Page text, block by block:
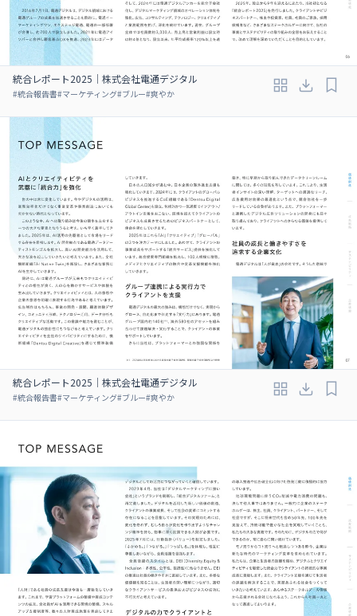
統合レポート2025｜株式会社電通デジタル
#統合報告書#マーケティング#ブルー#爽やか
統合レポート2025｜株式会社電通デジタル
#統合報告書#マーケティング#ブルー#爽やか